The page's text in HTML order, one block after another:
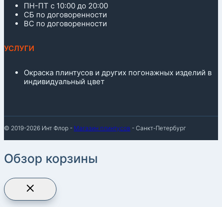
ПН-ПТ с 10:00 до 20:00
СБ по договоренности
ВС по договоренности
УСЛУГИ
Окраска плинтусов и других погонажных изделий в
индивидуальный цвет
© 2019-2026 Инт Флор - Магазин плинтусов - Санкт-Петербург
Обзор корзины